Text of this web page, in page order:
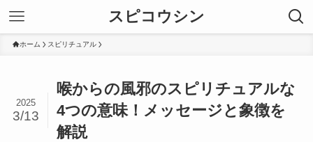
スピコウシン
ホーム スピリチュアル
喉からの風邪のスピリチュアルな
4つの意味！メッセージと象徴を
解説
2025
3/13